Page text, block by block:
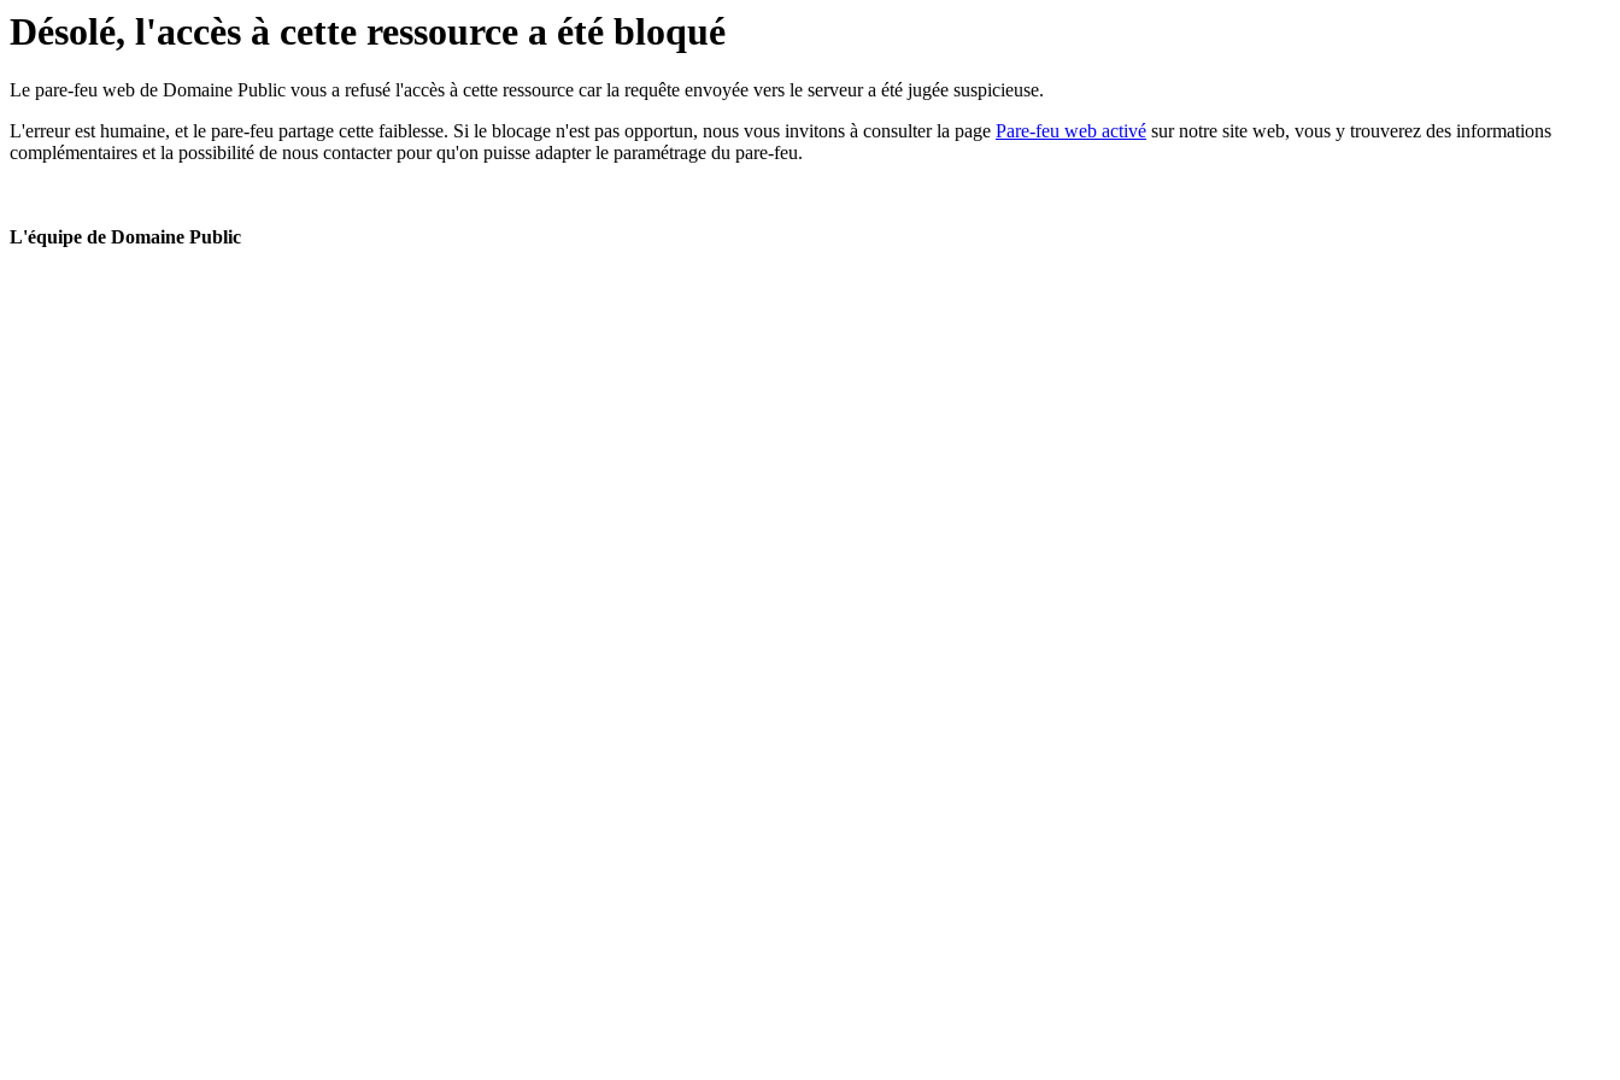
Désolé, l'accès à cette ressource a été bloqué
Le pare-feu web de Domaine Public vous a refusé l'accès à cette ressource car la requête envoyée vers le serveur a été jugée suspicieuse.
L'erreur est humaine, et le pare-feu partage cette faiblesse. Si le blocage n'est pas opportun, nous vous invitons à consulter la page Pare-feu web activé sur notre site web, vous y trouverez des informations
complémentaires et la possibilité de nous contacter pour qu'on puisse adapter le paramétrage du pare-feu.
L'équipe de Domaine Public